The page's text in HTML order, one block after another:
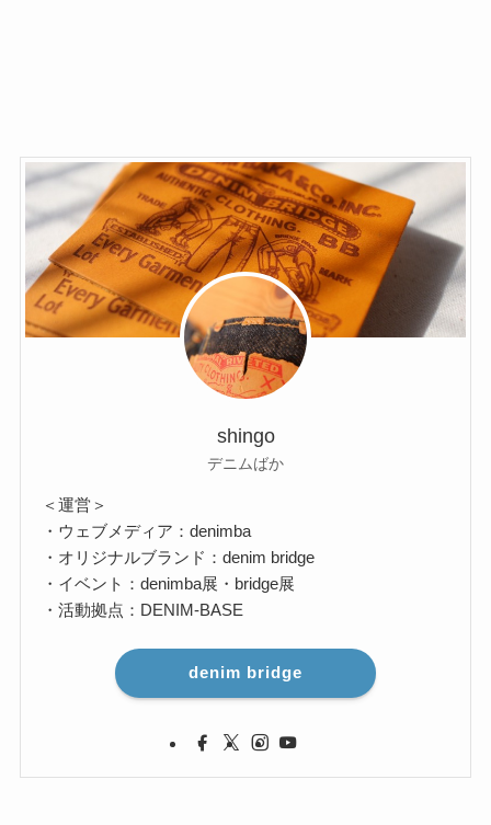
shingo
デニムばか
＜運営＞
・ウェブメディア：denimba
・オリジナルブランド：denim bridge
・イベント：denimba展・bridge展
・活動拠点：DENIM-BASE
denim bridge